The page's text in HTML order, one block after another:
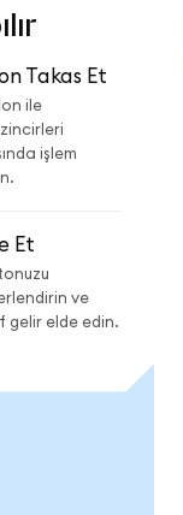
Takas Et
ile
işlem
Et
ve
gelir elde edin.